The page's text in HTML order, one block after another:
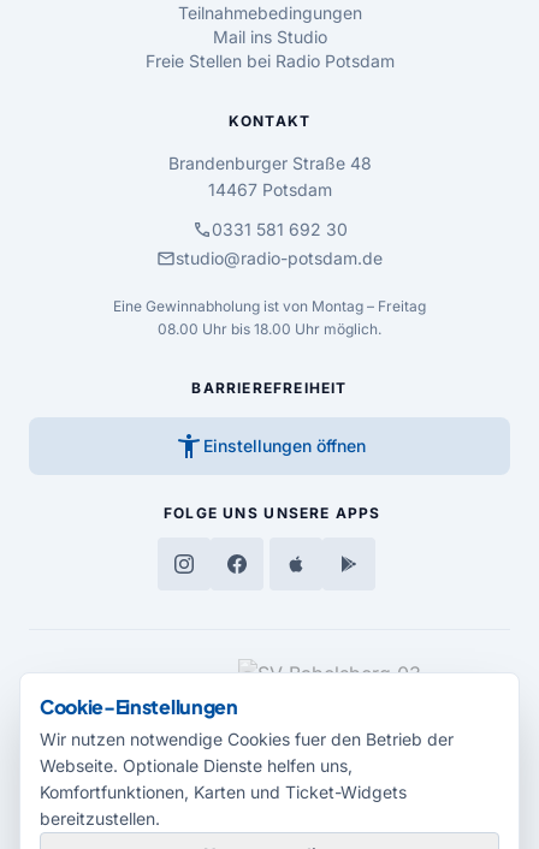
Teilnahmebedingungen
Mail ins Studio
Freie Stellen bei Radio Potsdam
KONTAKT
Brandenburger Straße 48
14467 Potsdam
call0331 581 692 30
mailstudio@radio-potsdam.de
Eine Gewinnabholung ist von Montag – Freitag
08.00 Uhr bis 18.00 Uhr möglich.
BARRIEREFREIHEIT
accessibility_new Einstellungen öffnen
FOLGE UNS UNSERE APPS
MEDIENPARTNER
Cookie-Einstellungen
Wir nutzen notwendige Cookies fuer den Betrieb der
Webseite. Optionale Dienste helfen uns,
Komfortfunktionen, Karten und Ticket-Widgets
bereitzustellen.